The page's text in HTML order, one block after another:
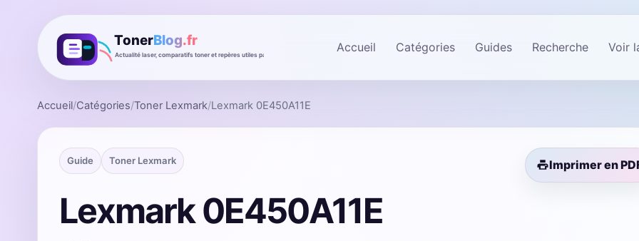
Accueil Catégories Guides Recherche Voir
Accueil/Catégories/Toner Lexmark/Lexmark 0E450A11E
Guide Toner Lexmark Imprimer en
Lexmark 0E450A11E